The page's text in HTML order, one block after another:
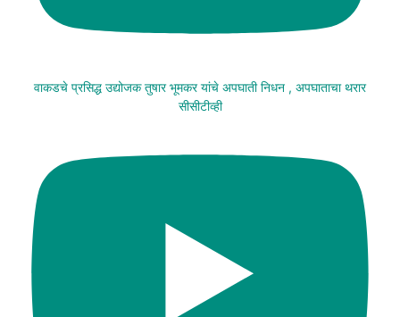
वाकडचे प्रसिद्ध उद्योजक तुषार भूमकर यांचे अपघाती निधन , अपघाताचा थरार
सीसीटीव्ही